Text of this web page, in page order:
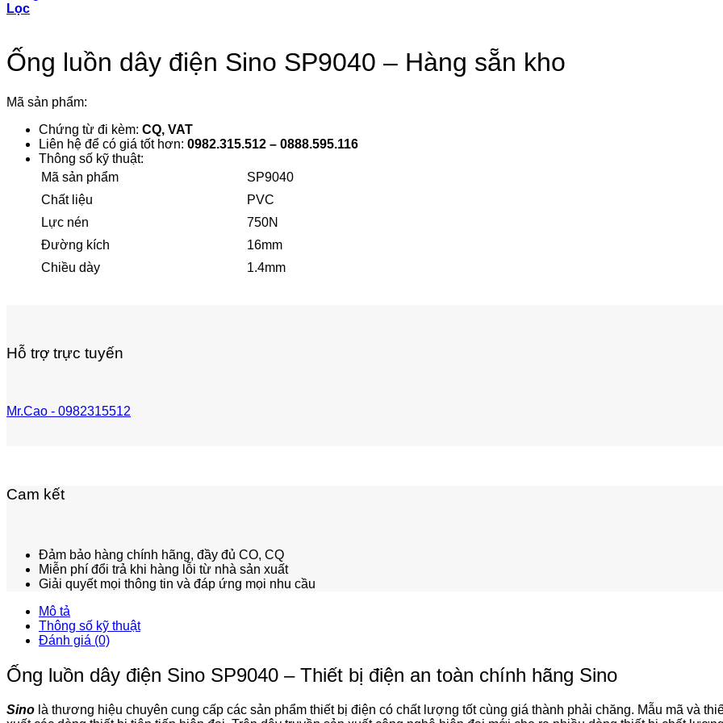
Lọc
Ống luồn dây điện Sino SP9040 – Hàng sẵn kho
Mã sản phẩm:
Chứng từ đi kèm: CQ, VAT
Liên hệ để có giá tốt hơn: 0982.315.512 – 0888.595.116
Thông số kỹ thuật:
Mã sản phẩm
SP9040
Chất liệu
PVC
Lực nén
750N
Đường kích
16mm
Chiều dày
1.4mm
Hỗ trợ trực tuyến
Mr.Cao - 0982315512
Cam kết
Đảm bảo hàng chính hãng, đầy đủ CO, CQ
Miễn phí đổi trả khi hàng lỗi từ nhà sản xuất
Giải quyết mọi thông tin và đáp ứng mọi nhu cầu
Mô tả
Thông số kỹ thuật
Đánh giá (0)
Ống luồn dây điện Sino SP9040 – Thiết bị điện an toàn chính hãng Sino
Sino là thương hiệu chuyên cung cấp các sản phẩm thiết bị điện có chất lượng tốt cùng giá thành phải chăng. Mẫu mã và